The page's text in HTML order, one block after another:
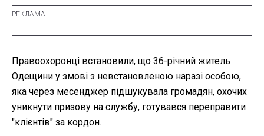
Правоохоронці встановили, що 36-річний житель
Одещини у змові з невстановленою наразі особою,
яка через месенджер підшукувала громадян, охочих
уникнути призову на службу, готувався переправити
"клієнтів" за кордон.